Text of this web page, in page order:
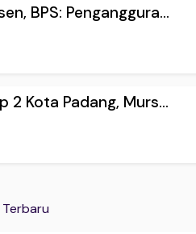
BPS: Penganggura...
2 Kota Padang, Murs...